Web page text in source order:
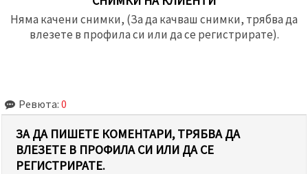
Няма качени снимки, (За да качваш снимки, трябва да
влезете в профила си или да се регистрирате).
Ревюта: 0
ЗА ДА ПИШЕТЕ КОМЕНТАРИ, ТРЯБВА ДА
ВЛЕЗЕТЕ В ПРОФИЛА СИ ИЛИ ДА СЕ
РЕГИСТРИРАТЕ.